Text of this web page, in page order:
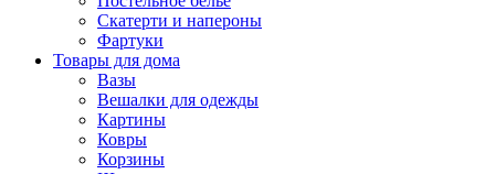
Скатерти и напероны
Фартуки
Товары для дома
Вазы
Вешалки для одежды
Картины
Ковры
Корзины